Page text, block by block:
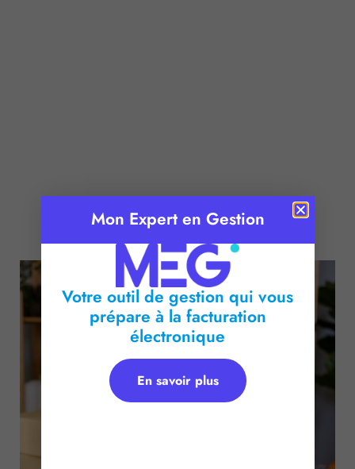
Publié le : 15 avril 2024
Temps de lecture : 2 minutes
Mon Expert en Gestion
Votre outil de gestion qui vous
prépare à la facturation
électronique
En savoir plus